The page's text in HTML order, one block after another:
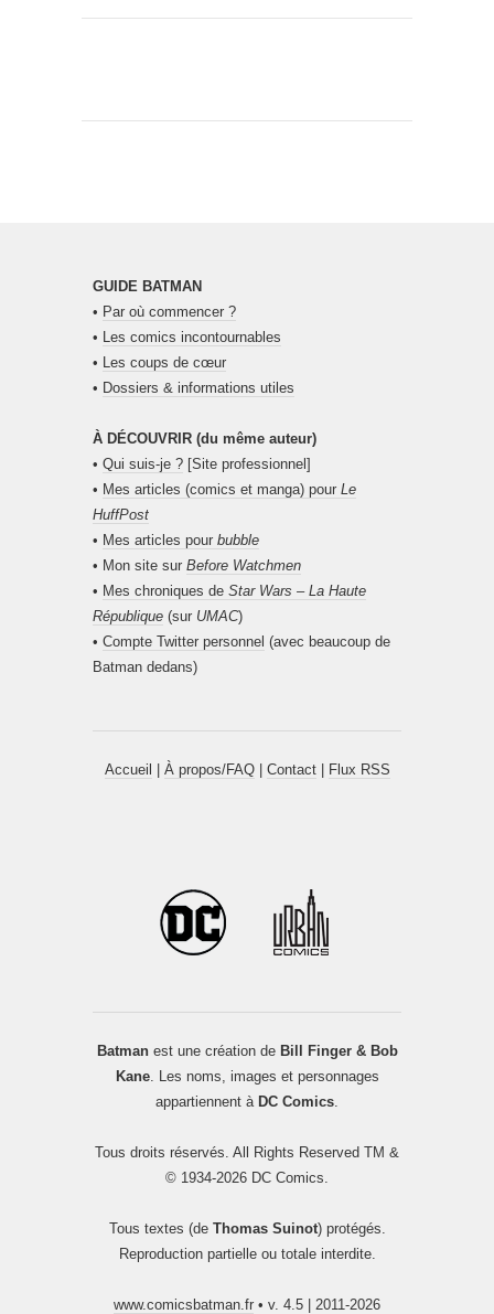
GUIDE BATMAN
• Par où commencer ?
•
Les comics incontournables
•
Les coups de cœur
• Dossiers & informations utiles
À DÉCOUVRIR (du même auteur)
• Qui suis-je ? [Site professionnel]
• Mes articles (comics et manga) pour Le
HuffPost
• Mes articles pour bubble
• Mon site sur Before Watchmen
• Mes chroniques de Star Wars – La Haute
République (sur UMAC)
• Compte Twitter personnel (avec beaucoup de
Batman dedans)
Accueil À propos/FAQ| Contact| Flux RSS
Batmanest une création de Bill Finger & Bob
Kane. Les noms, images et personnages
appartiennent à DC Comics
Tous droits réservés. All Rights Reserved TM &
© 1934-2026 DC Comics.
Tous textes (de Thomas Suinot) protégés.
Reproduction partielle ou totale interdite.
www.comicsbatman.fr • v. 4.5 | 2011-2026